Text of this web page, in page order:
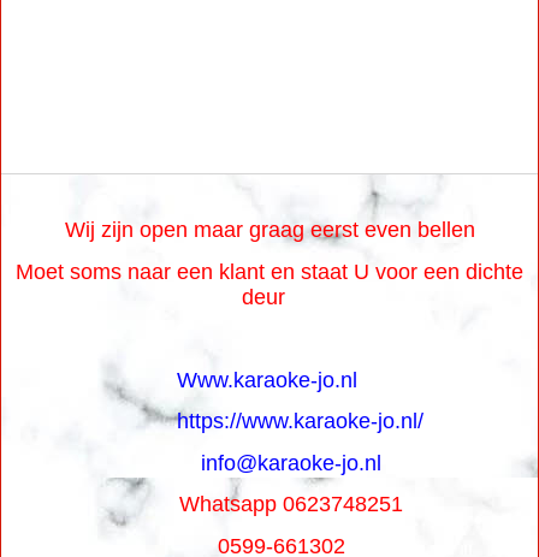
Wij zijn open maar graag eerst even bellen
Moet soms naar een klant en staat U voor een dichte
deur
Www.karaoke-jo.nl
https://www.karaoke-jo.nl/
info@karaoke-jo.nl
Whatsapp 0623748251
0599-661302